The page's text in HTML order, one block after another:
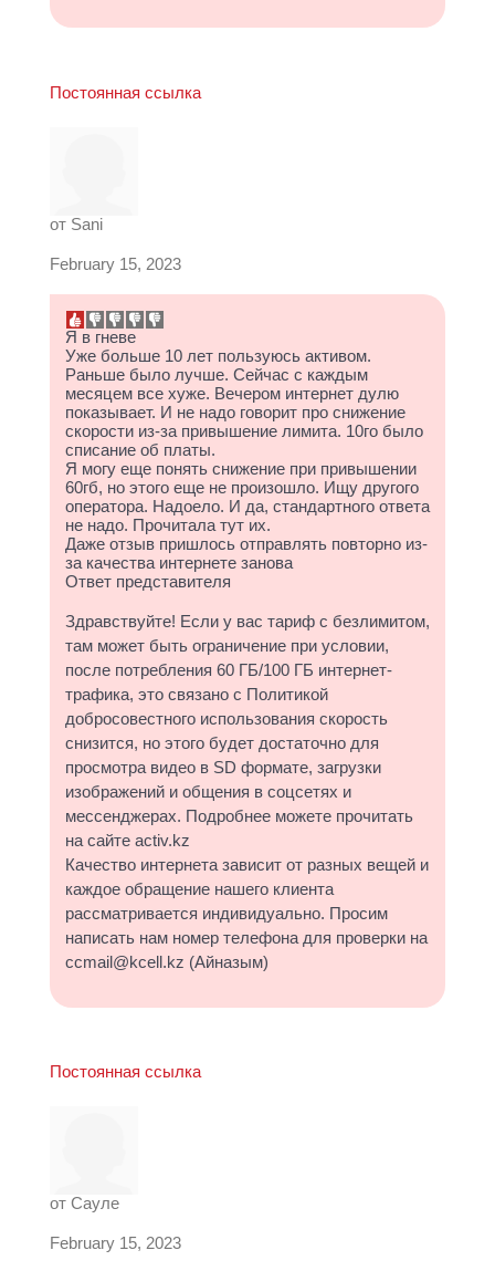
Постоянная ссылка
от Sani
February 15, 2023
Я в гневе
Уже больше 10 лет пользуюсь активом.
Раньше было лучше. Сейчас с каждым
месяцем все хуже. Вечером интернет дулю
показывает. И не надо говорит про снижение
скорости из-за привышение лимита. 10го было
списание об платы.
Я могу еще понять снижение при привышении
60гб, но этого еще не произошло. Ищу другого
оператора. Надоело. И да, стандартного ответа
не надо. Прочитала тут их.
Даже отзыв пришлось отправлять повторно из-
за качества интернете занова
Ответ представителя
Здравствуйте! Если у вас тариф с безлимитом,
там может быть ограничение при условии,
после потребления 60 ГБ/100 ГБ интернет-
трафика, это связано с Политикой
добросовестного использования скорость
снизится, но этого будет достаточно для
просмотра видео в SD формате, загрузки
изображений и общения в соцсетях и
мессенджерах. Подробнее можете прочитать
на сайте activ.kz
Качество интернета зависит от разных вещей и
каждое обращение нашего клиента
рассматривается индивидуально. Просим
написать нам номер телефона для проверки на
ccmail@kcell.kz (Айназым)
Постоянная ссылка
от Сауле
February 15, 2023